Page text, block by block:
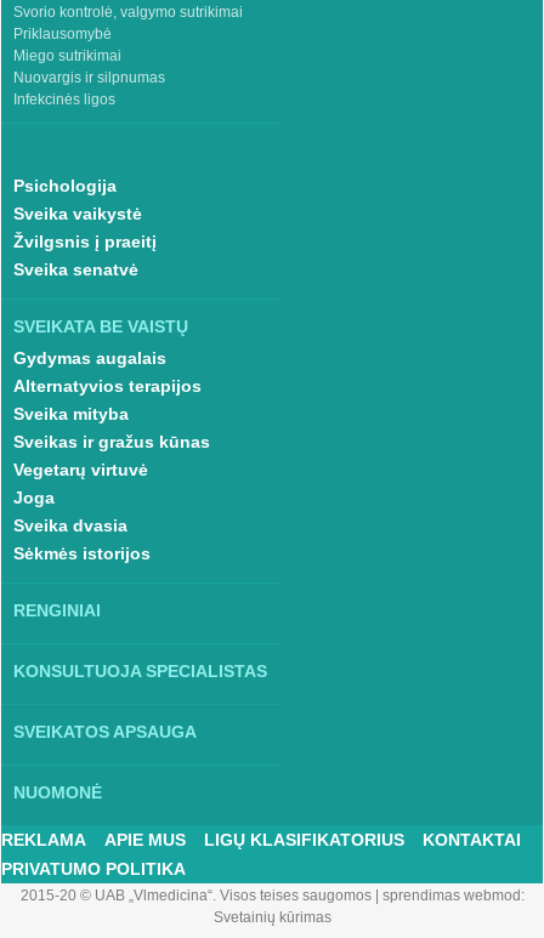
Svorio kontrolė, valgymo sutrikimai
Priklausomybė
Miego sutrikimai
Nuovargis ir silpnumas
Infekcinės ligos
Psichologija
Sveika vaikystė
Žvilgsnis į praeitį
Sveika senatvė
SVEIKATA BE VAISTŲ
Gydymas augalais
Alternatyvios terapijos
Sveika mityba
Sveikas ir gražus kūnas
Vegetarų virtuvė
Joga
Sveika dvasia
Sėkmės istorijos
RENGINIAI
KONSULTUOJA SPECIALISTAS
SVEIKATOS APSAUGA
NUOMONĖ
REKLAMA APIE MUS LIGŲ KLASIFIKATORIUS
KONTAKTAI
PRIVATUMO POLITIKA
2015-20 © UAB „Vlmedicina“. Visos teises saugomos| sprendimas webmod:
Svetainių kūrimas